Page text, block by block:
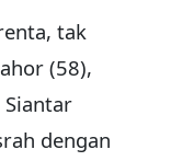
tak
(58),
dengan